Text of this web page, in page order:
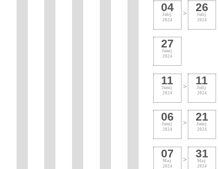
04
Julij
2024
> 26
Julij
2024
27
Junij
2024
11
Junij
2024
> 11
Julij
2024
06
Junij
2024
> 21
Junij
2024
07
Maj
2024
> 31
Maj
2024